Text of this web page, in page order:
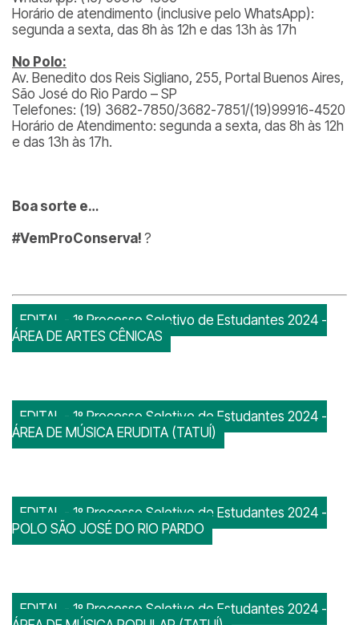
Horário de atendimento (inclusive pelo WhatsApp):
segunda a sexta, das 8h às 12h e das 13h às 17h
No Polo:
Av. Benedito dos Reis Sigliano, 255, Portal Buenos Aires,
São José do Rio Pardo – SP
Telefones: (19) 3682-7850/3682-7851/(19)99916-4520
Horário de Atendimento: segunda a sexta, das 8h às 12h
e das 13h às 17h.
Boa sorte e…
#VemProConserva! ?
EDITAL - 1º Processo Seletivo de Estudantes 2024 -
ÁREA DE ARTES CÊNICAS
EDITAL - 1º Processo Seletivo de Estudantes 2024 -
ÁREA DE MÚSICA ERUDITA (TATUÍ)
EDITAL - 1º Processo Seletivo de Estudantes 2024 -
POLO SÃO JOSÉ DO RIO PARDO
EDITAL - 1º Processo Seletivo de Estudantes 2024 -